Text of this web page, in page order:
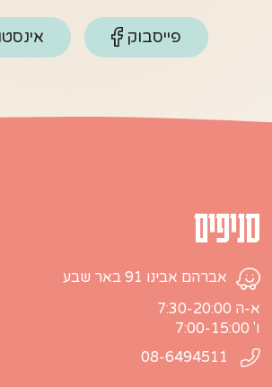
פייסבוק
סניפים
אברהם אבינו 91 באר שבע
א-ה 7:30-20:00
ו' 7:00-15:00